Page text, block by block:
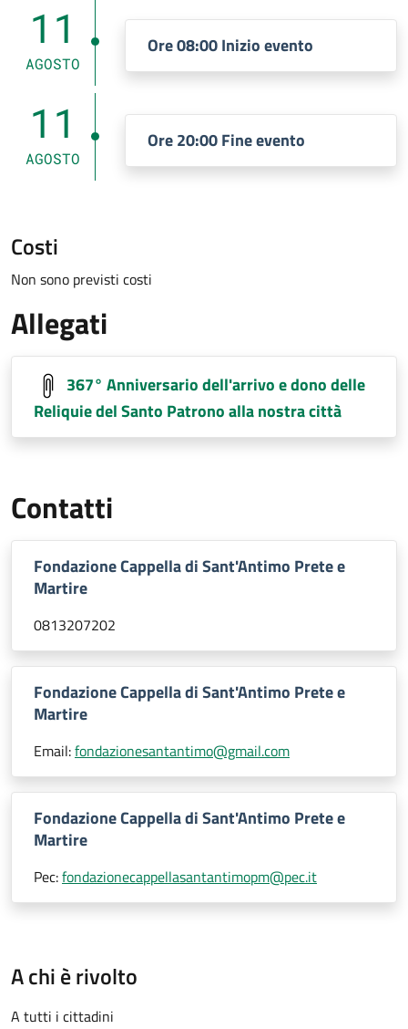
11
AGOSTO
Ore 08:00 Inizio evento
11
AGOSTO
Ore 20:00 Fine evento
Costi
Non sono previsti costi
Allegati
367° Anniversario dell'arrivo e dono delle
Reliquie del Santo Patrono alla nostra città
Contatti
Fondazione Cappella di Sant'Antimo Prete e
Martire
0813207202
Fondazione Cappella di Sant'Antimo Prete e
Martire
Email:fondazionesantantimo@gmail.com
Fondazione Cappella di Sant'Antimo Prete e
Martire
Pec:fondazionecappellasantantimopm@pec.it
A chi è rivolto
A tutti i cittadini